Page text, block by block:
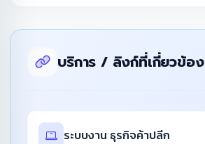
บริการ / ลิงก์ที่เกี่ยวข้อง
ระบบงาน ธุรกิจค้าปลีก